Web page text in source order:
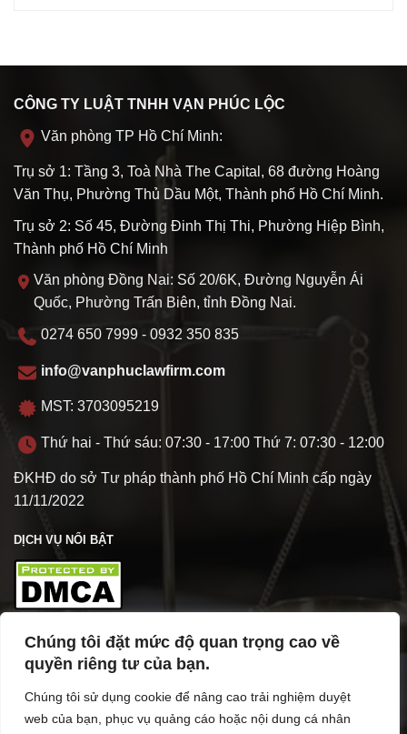
Chúng tôi đặt mức độ quan trọng cao về
quyền riêng tư của bạn.
Chúng tôi sử dụng cookie để nâng cao trải nghiệm duyệt
web của bạn, phục vụ quảng cáo hoặc nội dung cá nhân
CÔNG TY LUẬT TNHH VẠN PHÚC LỘC
Văn phòng TP Hồ Chí Minh:
Trụ sở 1: Tầng 3, Toà Nhà The Capital, 68 đường Hoàng
Văn Thụ, Phường Thủ Dầu Một, Thành phố Hồ Chí Minh.
Trụ sở 2: Số 45, Đường Đinh Thị Thi, Phường Hiệp Bình,
Thành phố Hồ Chí Minh
Văn phòng Đồng Nai: Số 20/6K, Đường Nguyễn Ái
Quốc, Phường Trấn Biên, tỉnh Đồng Nai.
0274 650 7999 - 0932 350 835
info@vanphuclawfirm.com
MST: 3703095219
Thứ hai - Thứ sáu: 07:30 - 17:00 Thứ 7: 07:30 - 12:00
ĐKHĐ do sở Tư pháp thành phố Hồ Chí Minh cấp ngày
11/11/2022
DỊCH VỤ NỔI BẬT
TÌM HIỂU VỀ VPL